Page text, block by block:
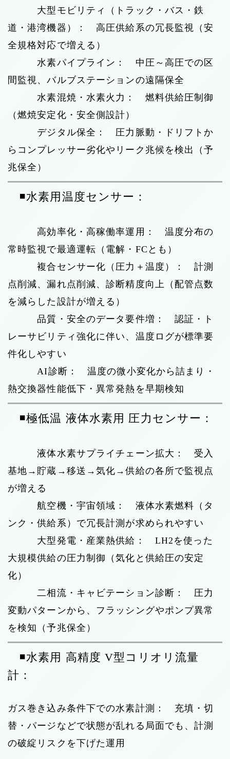
大型モビリティ（トラック・バス・鉄
道・港湾機器）： 高圧供給系の冗長監視（安
全規格対応で増える）
水素パイプライン： 中圧～高圧での区
間監視、バルブステーションの遠隔保全
水素混焼・水素火力： 燃料供給圧制御
（燃焼安定化・安全側設計）
デジタル保全： 圧力脈動・ドリフトか
らコンプレッサー劣化やリーク兆候を検出（予
兆保全）
◾️水素用温度センサー：
高効率化・高稼働率運用： 温度分布の
常時監視で最適運転（電解・FCとも）
複合センサー化（圧力＋温度）： 計測
点削減、漏れ点削減、診断精度向上（配管点数
を減らした設計が増える）
品質・安全のデータ要件増： 認証・ト
レーサビリティ強化に伴い、温度ログが標準要
件化しやすい
AI診断： 温度の微小変化から詰まり・
熱交換器性能低下・異常発熱を早期検知
◾️極低温 液体水素用 圧力センサー：
液体水素サプライチェーン拡大： 受入
基地→貯蔵→移送→気化→供給の各所で監視点
が増える
航空機・宇宙領域： 液体水素燃料（タ
ンク・供給系）で冗長計測が求められやすい
大型発電・産業熱供給： LH2を使った
大規模供給の圧力制御（気化と供給圧の安定
化）
二相流・キャビテーション診断： 圧力
変動パターンから、フラッシングやポンプ異常
を検知（予兆保全）
◾️水素用 高精度 V型コリオリ流量
計：
ガス巻き込み条件下での水素計測： 充填・切
替・パージなどで状態が乱れる局面でも、計測
の破綻リスクを下げた運用